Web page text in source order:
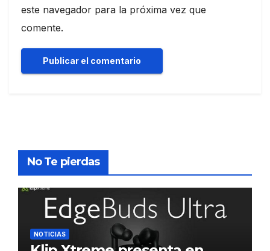
este navegador para la próxima vez que
comente.
No Te pierdas
NOTICIAS